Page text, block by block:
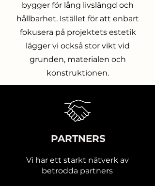
bygger för lång livslängd och
hållbarhet. Istället för att enbart
fokusera på projektets estetik
lägger vi också stor vikt vid
grunden, materialen och
konstruktionen.
PARTNERS
Vi har ett starkt nätverk av
betrodda partners